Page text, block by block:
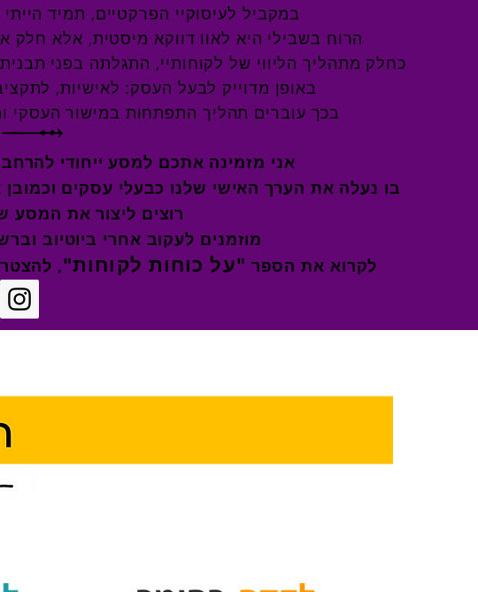
במקביל לעיסוקיי הפרקטיים, תמיד
הרוח בשבילי היא לאוו דווקא מיסטית, אלא חלק
כחלק מתהליך הליווי של לקוחותיי, התגלתה בפני
באופן מדוייק לבעל העסק: לאישיות,
בכך עוברים תהליך התפתחות במישור העסקי
אני מזמינה אתכם למסע ייחודי
בו נעלה את הערך האישי שלנו כבעלי עסקים
רוצים ליצור את המסע
מוזמנים לעקוב אחרי ביוטיוב
לקרוא את הספר "על כוחות לקוחות",